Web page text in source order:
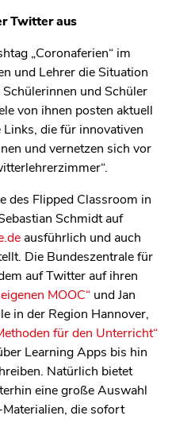
Twitter aus
„Coronaferien“ im
und Lehrer die Situation
und Schüler
von ihnen posten aktuell
die für innovativen
und vernetzen sich vor
des Flipped Classroom in
Schmidt auf
ausführlich und auch
Die Bundeszentrale für
auf Twitter auf ihren
MOOC“ und Jan
in der Region Hannover,
für den Unterricht“
Learning Apps bis hin
Natürlich bietet
eine große Auswahl
die sofort